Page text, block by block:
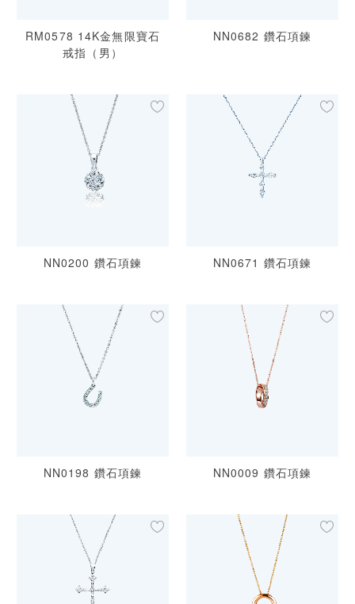
RM0578 14K金無限寶石
戒指（男）
NN0682 鑽石項鍊
NN0200 鑽石項鍊 NN0671 鑽石項鍊
NN0198 鑽石項鍊 NN0009 鑽石項鍊